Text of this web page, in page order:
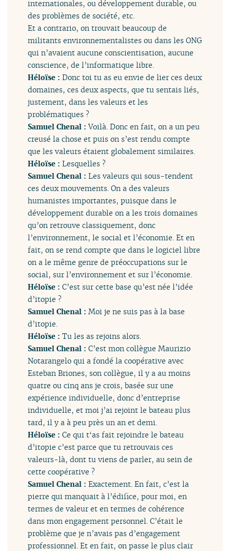
internationales, ou développement durable, ou
des problèmes de société, etc.
Et a contrario, on trouvait beaucoup de
militants environnementalistes ou dans les ONG
qui n’avaient aucune conscientisation, aucune
conscience, de l’informatique libre.
Héloïse :Donc toi tu as eu envie de lier ces deux
domaines, ces deux aspects, que tu sentais liés,
justement, dans les valeurs et les
problématiques ?
Samuel Chenal :Voilà. Donc en fait, on a un peu
creusé la chose et puis on s’est rendu compte
que les valeurs étaient globalement similaires.
Héloïse :Lesquelles ?
Samuel Chenal :Les valeurs qui sous-tendent
ces deux mouvements. On a des valeurs
humanistes importantes, puisque dans le
développement durable on a les trois domaines
qu’on retrouve classiquement, donc
l’environnement, le social et l’économie. Et en
fait, on se rend compte que dans le logiciel libre
on a le même genre de préoccupations sur le
social, sur l’environnement et sur l’économie.
Héloïse :C’est sur cette base qu’est née l’idée
d’itopie ?
Samuel Chenal :Moi je ne suis pas à la base
d’itopie.
Héloïse :Tu les as rejoins alors.
Samuel Chenal :C’est mon collègue Maurizio
Notarangelo qui a fondé la coopérative avec
Esteban Briones, son collègue, il y a au moins
quatre ou cinq ans je crois, basée sur une
expérience individuelle, donc d’entreprise
individuelle, et moi j’ai rejoint le bateau plus
tard, il y a à peu près un an et demi.
Héloïse :Ce qui t‘as fait rejoindre le bateau
d’itopie c’est parce que tu retrouvais ces
valeurs-là, dont tu viens de parler, au sein de
cette coopérative ?
Samuel Chenal :Exactement. En fait, c’est la
pierre qui manquait à l’édifice, pour moi, en
termes de valeur et en termes de cohérence
dans mon engagement personnel. C’était le
problème que je n’avais pas d’engagement
professionnel. Et en fait, on passe le plus clair